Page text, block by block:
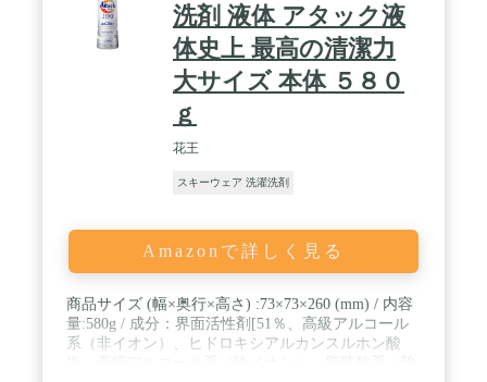
洗剤 液体 アタック液
体史上 最高の清潔力
大サイズ 本体 ５８０
ｇ
花王
スキーウェア 洗濯洗剤
Amazonで詳しく見る
商品サイズ (幅×奥行×高さ) :73×73×260 (mm) / 内容
量:580g / 成分：界面活性剤[51％、高級アルコール
系（非イオン）、ヒドロキシアルカンスルホン酸